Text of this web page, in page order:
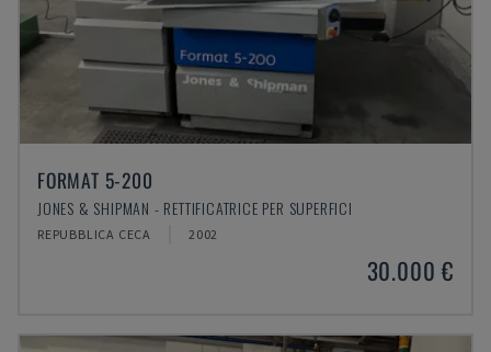
FORMAT 5-200
JONES & SHIPMAN - RETTIFICATRICE PER SUPERFICI
REPUBBLICA CECA 2002
30.000 €